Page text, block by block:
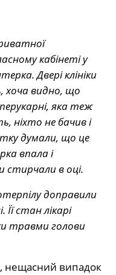
кабінеті у
Двері клініки
хоча видно, що
яка теж
ніхто не бачив і
думали, що це
впала і
стирчали в оці.
доправили
Її стан лікарі
травми голови
нещасний випадок